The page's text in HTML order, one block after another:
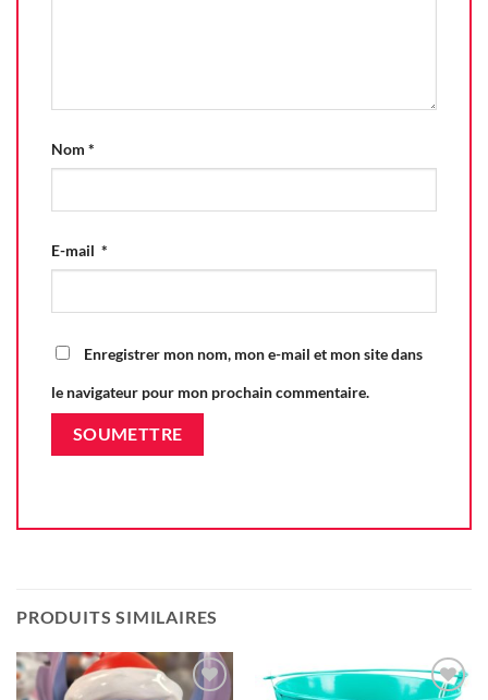
Nom *
E-mail *
Enregistrer mon nom, mon e-mail et mon site dans
le navigateur pour mon prochain commentaire.
PRODUITS SIMILAIRES